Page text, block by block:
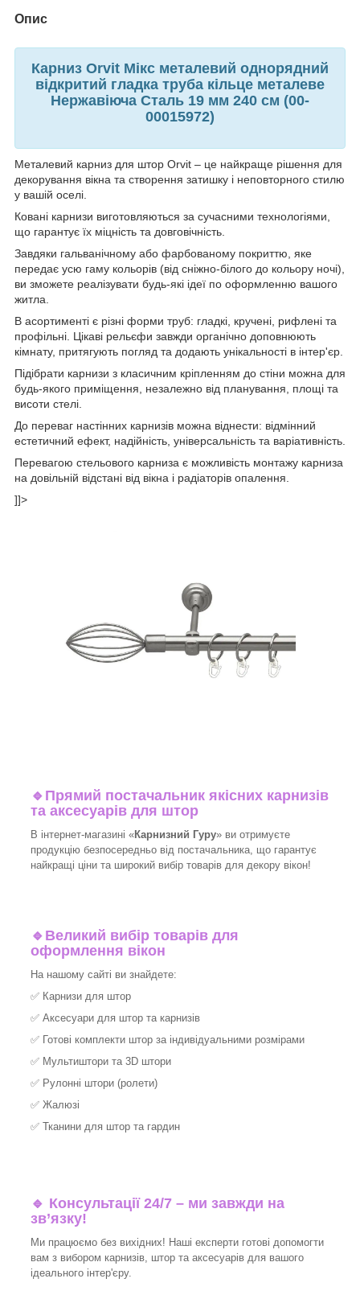
Опис
Карниз Orvit Мікс металевий однорядний
відкритий гладка труба кільце металеве
Нержавіюча Сталь 19 мм 240 см (00-
00015972)
Металевий карниз для штор Orvit – це найкраще рішення для
декорування вікна та створення затишку і неповторного стилю
у вашій оселі.
Ковані карнизи виготовляються за сучасними технологіями,
що гарантує їх міцність та довговічність.
Завдяки гальванічному або фарбованому покриттю, яке
передає усю гаму кольорів (від сніжно-білого до кольору ночі),
ви зможете реалізувати будь-які ідеї по оформленню вашого
житла.
В асортименті є різні форми труб: гладкі, кручені, рифлені та
профільні. Цікаві рельєфи завжди органічно доповнюють
кімнату, притягують погляд та додають унікальності в інтер'єр.
Підібрати карнизи з класичним кріпленням до стіни можна для
будь-якого приміщення, незалежно від планування, площі та
висоти стелі.
До переваг настінних карнизів можна віднести: відмінний
естетичний ефект, надійність, універсальність та варіативність.
Перевагою стельового карниза є можливість монтажу карниза
на довільній відстані від вікна і радіаторів опалення.
]]>
🔹 Прямий постачальник якісних карнизів
та аксесуарів для штор
В інтернет-магазині «Карнизний Гуру» ви отримуєте
продукцію безпосередньо від постачальника, що гарантує
найкращі ціни та широкий вибір товарів для декору вікон!​
🔹 Великий вибір товарів для
оформлення вікон
На нашому сайті ви знайдете:
✅ Карнизи для штор
✅ Аксесуари для штор та карнизів
✅ Готові комплекти штор за індивідуальними розмірами
✅ Мультиштори та 3D штори
✅ Рулонні штори (ролети)
✅ Жалюзі
✅ Тканини для штор та гардин
🔹 Консультації 24/7 – ми завжди на
зв’язку!
Ми працюємо без вихідних! Наші експерти готові допомогти
вам з вибором карнизів, штор та аксесуарів для вашого
ідеального інтер'єру.​